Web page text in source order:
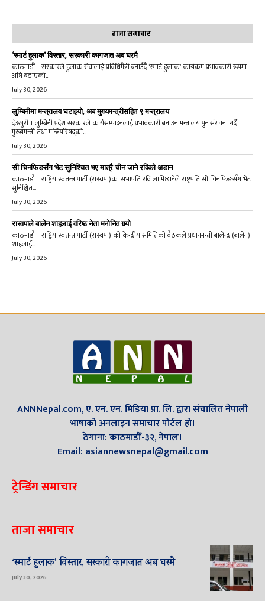
ताजा समाचार
‘स्मार्ट हुलाक’ विस्तार, सरकारी कागजात अब घरमै
काठमाडौं । सरकारले हुलाक सेवालाई प्रविधिमैत्री बनाउँदै ‘स्मार्ट हुलाक’ कार्यक्रम प्रभावकारी रूपमा
अघि बढाएको...
July 30, 2026
लुम्बिनीमा मन्त्रालय घटाइयो, अब मुख्यमन्त्रीसहित ९ मन्त्रालय
देउखुरी । लुम्बिनी प्रदेश सरकारले कार्यसम्पादनलाई प्रभावकारी बनाउन मन्त्रालय पुनःसंरचना गर्दै
मुख्यमन्त्री तथा मन्त्रिपरिषद्को...
July 30, 2026
सी चिनफिङसँग भेट सुनिश्चित भए मात्रै चीन जाने रविको अडान
काठमाडौं । राष्ट्रिय स्वतन्त्र पार्टी (रास्वपा)का सभापति रवि लामिछानेले राष्ट्रपति सी चिनफिङसँग भेट
सुनिश्चित...
July 30, 2026
रास्वपाले बालेन शाहलाई वरिष्ठ नेता मनोनित गर्‍यो
काठमाडौं । राष्ट्रिय स्वतन्त्र पार्टी (रास्वपा) को केन्द्रीय समितिको बैठकले प्रधानमन्त्री बालेन्द्र (बालेन)
शाहलाई...
July 30, 2026
ANNNepal.com, ए. एन. एन. मिडिया प्रा. लि. द्वारा संचालित नेपाली
भाषाको अनलाइन समाचार पोर्टल हो।
ठेगाना: काठमाडौँ-३२, नेपाल।
Email: asiannewsnepal@gmail.com
ट्रेन्डिंग समाचार
ताजा समाचार
‘स्मार्ट हुलाक’ विस्तार, सरकारी कागजात अब घरमै
July 30, 2026